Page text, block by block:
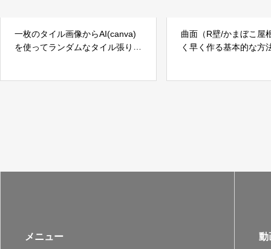
一枚のタイル画像からAI(canva)
を使ってランダムなタイル張り
曲面（R壁/かまぼこ屋
く早く作る基本的な方
メニュー 動